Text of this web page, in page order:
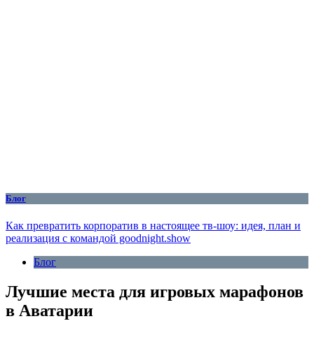
Блог
Как превратить корпоратив в настоящее тв-шоу: идея, план и
реализация с командой goodnight.show
Блог
Лучшие места для игровых марафонов
в Аватарии